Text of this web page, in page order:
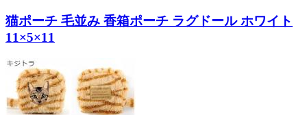
猫ポーチ 毛並み 香箱ポーチ ラグドール ホワイト
11×5×11